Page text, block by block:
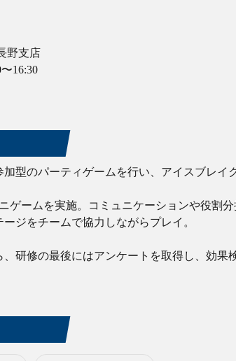
野支店
16:30
型のパーティゲームを行い、アイスブレイ
ゲームを実施。コミュニケーションや役割
ジをチームで協力しながらプレイ。
研修の最後にはアンケートを取得し、効果